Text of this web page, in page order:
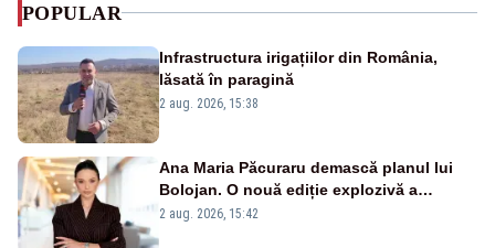
POPULAR
Infrastructura irigațiilor din România,
lăsată în paragină
2 aug. 2026, 15:38
Ana Maria Păcuraru demască planul lui
Bolojan. O nouă ediție explozivă a
emisiunii „Miza Zilei” la Realitatea PLUS
2 aug. 2026, 15:42